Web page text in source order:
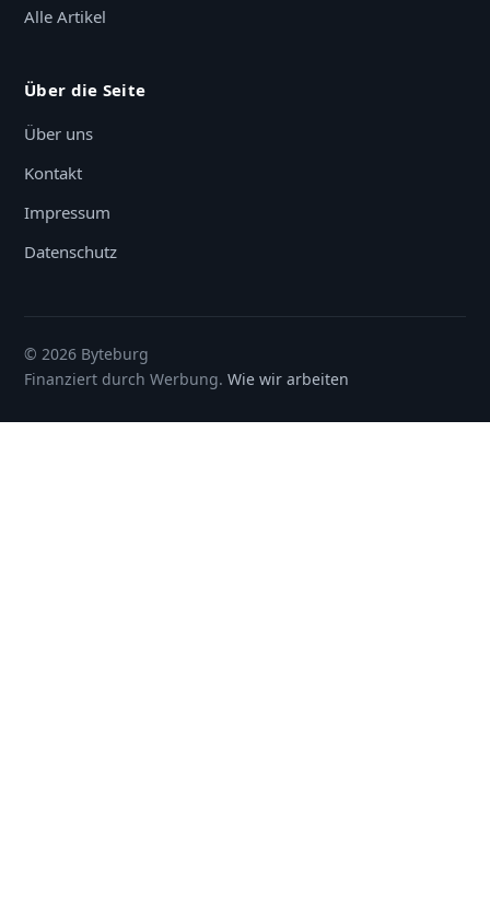
Alle Artikel
Über die Seite
Über uns
Kontakt
Impressum
Datenschutz
© 2026 Byteburg
Finanziert durch Werbung. Wie wir arbeiten